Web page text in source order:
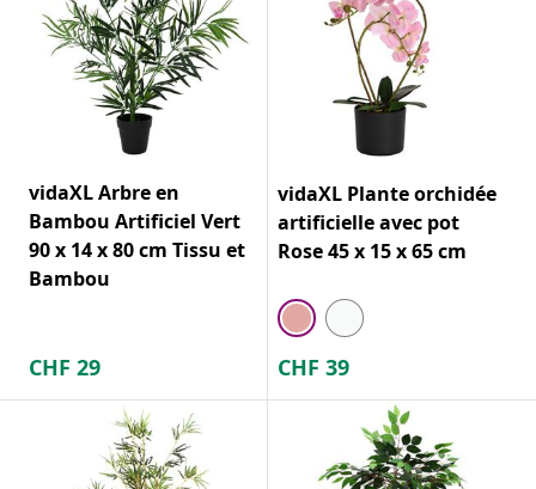
vidaXL Arbre en
Bambou Artificiel Vert
90 x 14 x 80 cm Tissu et
Bambou
CHF 29
vidaXL Plante orchidée
artificielle avec pot
Rose 45 x 15 x 65 cm
CHF 39